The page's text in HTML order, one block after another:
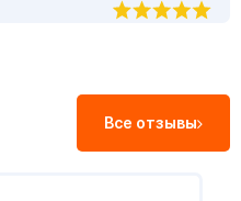
Все отзывы